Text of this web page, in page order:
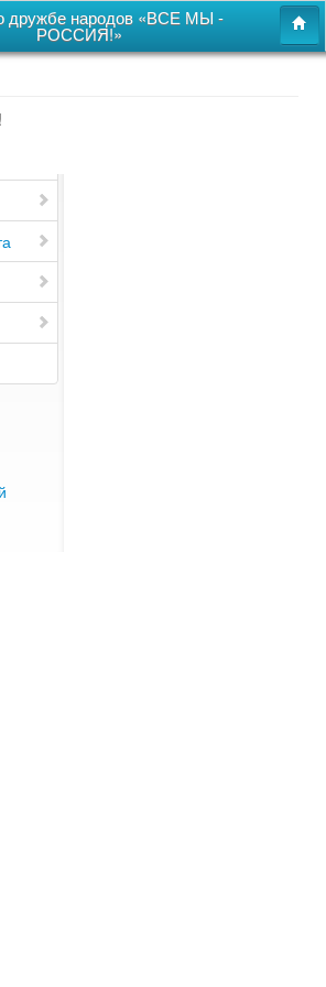
дружбе народов «ВСЕ МЫ -
РОССИЯ!»